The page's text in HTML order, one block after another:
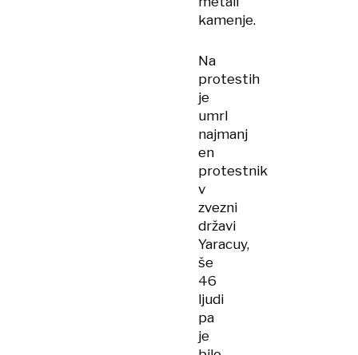
kamenje.
Na
protestih
je
umrl
najmanj
en
protestnik
v
zvezni
državi
Yaracuy,
še
46
ljudi
pa
je